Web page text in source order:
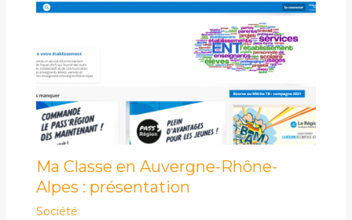
Ma Classe en Auvergne-Rhône-
Alpes : présentation
Société